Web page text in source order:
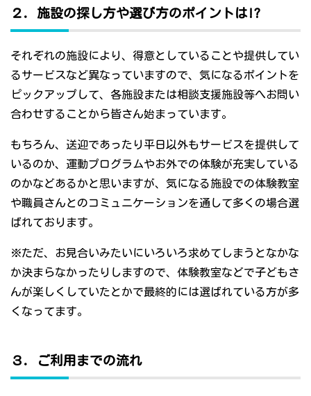
２．施設の探し方や選び方のポイントは!?
それぞれの施設により、得意としていることや提供してい
るサービスなど異なっていますので、気になるポイントを
ピックアップして、各施設または相談支援施設等へお問い
合わせすることから皆さん始まっています。
もちろん、送迎であったり平日以外もサービスを提供して
いるのか、運動プログラムやお外での体験が充実している
のかなどあるかと思いますが、気になる施設での体験教室
や職員さんとのコミュニケーションを通して多くの場合選
ばれております。
※ただ、お見合いみたいにいろいろ求めてしまうとなかな
か決まらなかったりしますので、体験教室などで子どもさ
んが楽しくしていたとかで最終的には選ばれている方が多
くなってます。
３．ご利用までの流れ